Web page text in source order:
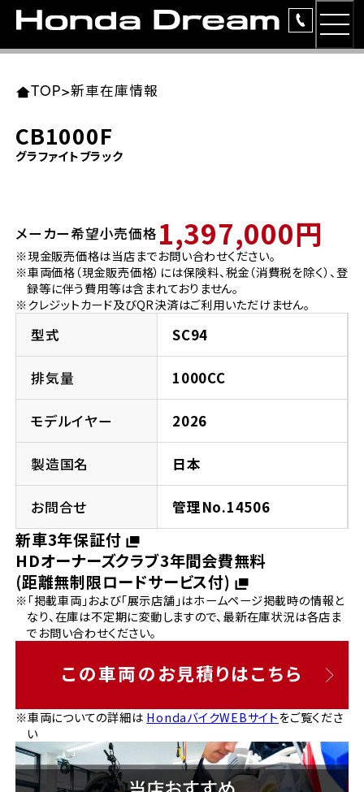
ラインアップ
レンタルバイク
洋用品
イベント
法人向けサービス
お問い合わせ
TOP>新車在庫情報
CB1000F
グラファイトブラック
メーカー希望小売価格 1,397,000円
※現金販売価格は当店までお問い合わせください。
※車両価格（現金販売価格）には保険料、税金（消費税を除く）、登
録等に伴う費用等は含まれておりません。
※クレジットカード及びQR決済はご利用いただけません。
型式 SC94
排気量 1000CC
モデルイヤー 2026
製造国名 日本
お問合せ 管理No.14506
新車3年保証付
HDオーナーズクラブ3年間会費無料
(距離無制限ロードサービス付)
※「掲載車両」および「展示店舗」はホームページ掲載時の情報と
なり、在庫は不定期に変動しますので、最新在庫状況は各店ま
でお問い合わせください。
この車両のお見積りはこちら
※車両についての詳細は HondaバイクWEBサイトをご覧くださ
い
東北エリア 店舗一覧
岩手県
宮城県
ホンダドリーム 仙台泉
ホンダドリーム 宮城岩沼
福島県
ホンダドリーム 郡山
関東エリア 店舗一覧
東京都
ホンダドリーム 西東京
ホンダドリーム 練馬
ホンダドリーム 板橋
ホンダドリーム 葛飾
ホンダドリーム 大田
ホンダドリーム 立川
神奈川県
ホンダドリーム 磯子
ホンダドリーム 横浜都筑
ホンダドリーム 横浜緑
中部エリア 店舗一覧
愛知県
ホンダドリーム 名古屋南
ホンダドリーム 小牧
ホンダドリーム 名古屋東
ホンダドリーム 一宮
ホンダドリーム 豊橋
ホンダドリーム 名古屋上小田井
岐阜県
ホンダドリーム 岐阜
近畿エリア 店舗一覧
大阪府
ホンダドリーム 箕面
ホンダドリーム 藤井寺
ホンダドリーム 東淀川
ホンダドリーム 豊中
京都府
ホンダドリーム 京都伏見
ホンダドリーム 京都北山
兵庫県
ホンダドリーム 神戸灘
ホンダドリーム 尼崎
ホンダドリーム 姫路
中国・四国エリア 店舗一覧
岡山県
広島県
ホンダドリーム 広島
ホンダドリーム 福山
徳島県
ホンダドリーム 徳島
香川県
ホンダドリーム 高松
高知県
九州エリア 店舗一覧
福岡県
ホンダドリーム 福岡東
ホンダドリーム 久留米
ホンダドリーム 福岡春日
ホンダドリーム 福岡西
熊本県
ホンダドリーム 熊本